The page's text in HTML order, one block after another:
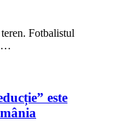
Fotbalistul
este